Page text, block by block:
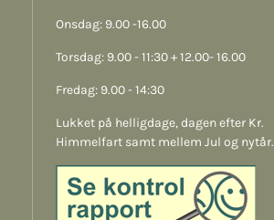
Onsdag: 9.00 -16.00
Torsdag: 9.00 - 11:30 + 12.00- 16.00
Fredag: 9.00 - 14:30
Lukket på helligdage, dagen efter Kr.
Himmelfart samt mellem Jul og nytår.